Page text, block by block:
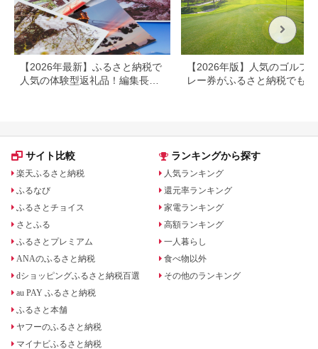
【2026年最新】ふるさと納税で
人気の体験型返礼品！編集長お
【2026年版】人気のゴルフ
レー券がふるさと納税でもら
サイト比較
楽天ふるさと納税
ふるなび
ふるさとチョイス
さとふる
ふるさとプレミアム
ANAのふるさと納税
dショッピングふるさと納税百選
au PAY ふるさと納税
ふるさと本舗
ヤフーのふるさと納税
マイナビふるさと納税
ランキングから探す
人気ランキング
還元率ランキング
家電ランキング
高額ランキング
一人暮らし
食べ物以外
その他のランキング